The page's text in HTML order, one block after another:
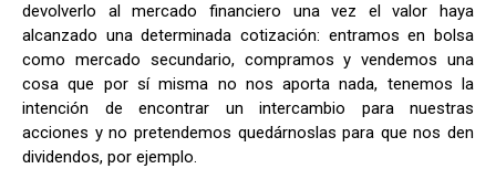
devolverlo al mercado financiero una vez el valor haya
alcanzado una determinada cotización: entramos en bolsa
como mercado secundario, compramos y vendemos una
cosa que por sí misma no nos aporta nada, tenemos la
intención de encontrar un intercambio para nuestras
acciones y no pretendemos quedárnoslas para que nos den
dividendos, por ejemplo.